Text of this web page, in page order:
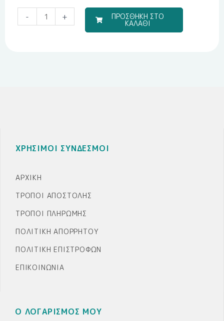
-
Boy
+ ΠΡΟΣΘΗΚΗ ΣΤΟ
ΚΑΛΑΘΙ
ΧΡΗΣΙΜΟΙ ΣΥΝΔΕΣΜΟΙ
ΑΡΧΙΚΉ
ΤΡΌΠΟΙ ΑΠΟΣΤΟΛΉΣ
ΤΡΌΠΟΙ ΠΛΗΡΩΜΉΣ
ΠΟΛΙΤΙΚΉ ΑΠΟΡΡΉΤΟΥ
ΠΟΛΙΤΙΚΉ ΕΠΙΣΤΡΟΦΏΝ
ΕΠΙΚΟΙΝΩΝΊΑ
Ο ΛΟΓΑΡΙΣΜΟΣ ΜΟΥ